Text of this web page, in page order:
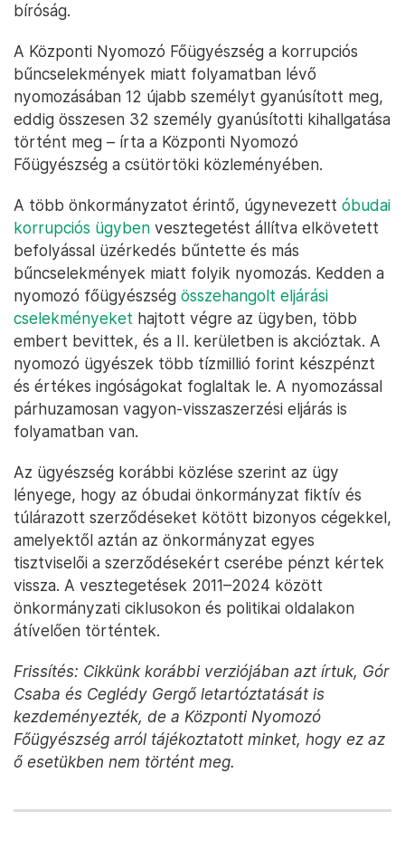
bíróság.
A Központi Nyomozó Főügyészség a korrupciós
bűncselekmények miatt folyamatban lévő
nyomozásában 12 újabb személyt gyanúsított meg,
eddig összesen 32 személy gyanúsítotti kihallgatása
történt meg – írta a Központi Nyomozó
Főügyészség a csütörtöki közleményében.
A több önkormányzatot érintő, úgynevezett óbudai
korrupciós ügyben vesztegetést állítva elkövetett
befolyással üzérkedés bűntette és más
bűncselekmények miatt folyik nyomozás. Kedden a
nyomozó főügyészség összehangolt eljárási
cselekményeket hajtott végre az ügyben, több
embert bevittek, és a II. kerületben is akcióztak. A
nyomozó ügyészek több tízmillió forint készpénzt
és értékes ingóságokat foglaltak le. A nyomozással
párhuzamosan vagyon-visszaszerzési eljárás is
folyamatban van.
Az ügyészség korábbi közlése szerint az ügy
lényege, hogy az óbudai önkormányzat fiktív és
túlárazott szerződéseket kötött bizonyos cégekkel,
amelyektől aztán az önkormányzat egyes
tisztviselői a szerződésekért cserébe pénzt kértek
vissza. A vesztegetések 2011–2024 között
önkormányzati ciklusokon és politikai oldalakon
átívelően történtek.
Frissítés: Cikkünk korábbi verziójában azt írtuk, Gór
Csaba és Ceglédy Gergő letartóztatását is
kezdeményezték, de a Központi Nyomozó
Főügyészség arról tájékoztatott minket, hogy ez az
ő esetükben nem történt meg.